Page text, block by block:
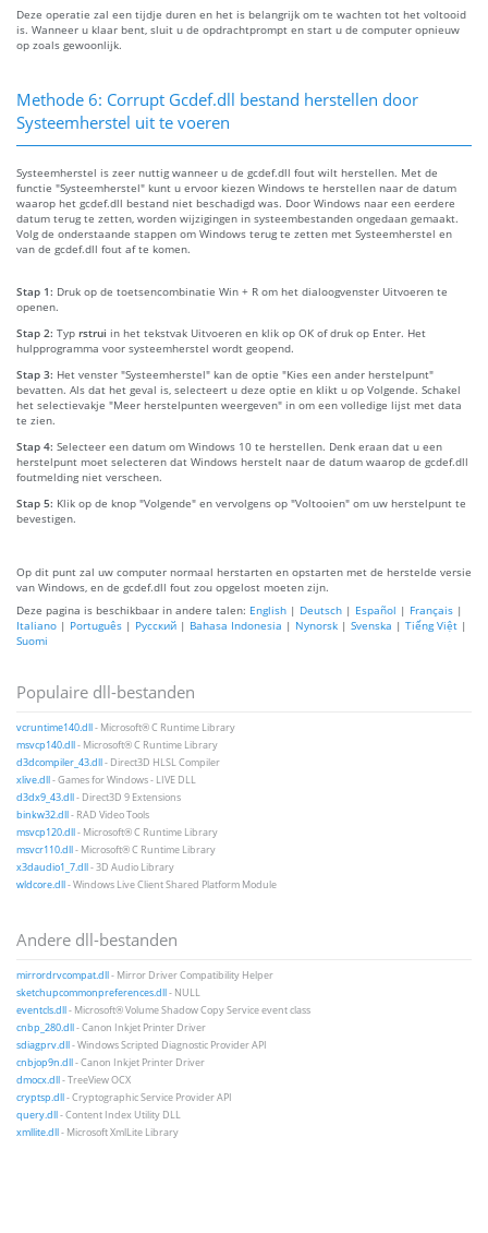
Deze operatie zal een tijdje duren en het is belangrijk om te wachten tot het voltooid
is. Wanneer u klaar bent, sluit u de opdrachtprompt en start u de computer opnieuw
op zoals gewoonlijk.
Methode 6: Corrupt Gcdef.dll bestand herstellen door
Systeemherstel uit te voeren
Systeemherstel is zeer nuttig wanneer u de gcdef.dll fout wilt herstellen. Met de
functie "Systeemherstel" kunt u ervoor kiezen Windows te herstellen naar de datum
waarop het gcdef.dll bestand niet beschadigd was. Door Windows naar een eerdere
datum terug te zetten, worden wijzigingen in systeembestanden ongedaan gemaakt.
Volg de onderstaande stappen om Windows terug te zetten met Systeemherstel en
van de gcdef.dll fout af te komen.
Stap 1: Druk op de toetsencombinatie Win + R om het dialoogvenster Uitvoeren te
openen.
Stap 2: Typ rstrui in het tekstvak Uitvoeren en klik op OK of druk op Enter. Het
hulpprogramma voor systeemherstel wordt geopend.
Stap 3: Het venster "Systeemherstel" kan de optie "Kies een ander herstelpunt"
bevatten. Als dat het geval is, selecteert u deze optie en klikt u op Volgende. Schakel
het selectievakje "Meer herstelpunten weergeven" in om een volledige lijst met data
te zien.
Stap 4: Selecteer een datum om Windows 10 te herstellen. Denk eraan dat u een
herstelpunt moet selecteren dat Windows herstelt naar de datum waarop de gcdef.dll
foutmelding niet verscheen.
Stap 5: Klik op de knop "Volgende" en vervolgens op "Voltooien" om uw herstelpunt te
bevestigen.
Op dit punt zal uw computer normaal herstarten en opstarten met de herstelde versie
van Windows, en de gcdef.dll fout zou opgelost moeten zijn.
Deze pagina is beschikbaar in andere talen: English | Deutsch | Español | Français |
Italiano | Português | Русский | Bahasa Indonesia | Nynorsk | Svenska | Tiếng Việt |
Suomi
Populaire dll-bestanden
vcruntime140.dll- Microsoft® C Runtime Library
msvcp140.dll- Microsoft® C Runtime Library
d3dcompiler_43.dll- Direct3D HLSL Compiler
xlive.dll- Games for Windows - LIVE DLL
d3dx9_43.dll- Direct3D 9 Extensions
binkw32.dll- RAD Video Tools
msvcp120.dll- Microsoft® C Runtime Library
msvcr110.dll- Microsoft® C Runtime Library
x3daudio1_7.dll- 3D Audio Library
wldcore.dll- Windows Live Client Shared Platform Module
Andere dll-bestanden
mirrordrvcompat.dll- Mirror Driver Compatibility Helper
sketchupcommonpreferences.dll- NULL
eventcls.dll- Microsoft® Volume Shadow Copy Service event class
cnbp_280.dll- Canon Inkjet Printer Driver
sdiagprv.dll- Windows Scripted Diagnostic Provider API
cnbjop9n.dll- Canon Inkjet Printer Driver
dmocx.dll- TreeView OCX
cryptsp.dll- Cryptographic Service Provider API
query.dll- Content Index Utility DLL
xmllite.dll- Microsoft XmlLite Library